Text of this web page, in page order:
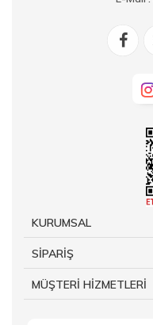
KURUMSAL
SİPARİŞ
MÜŞTERİ HİZMETLERİ